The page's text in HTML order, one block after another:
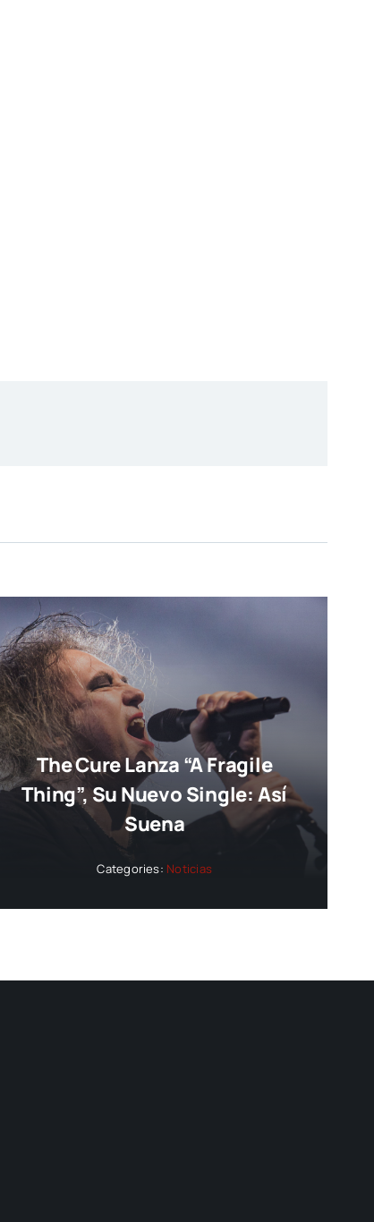
The Cure Lanza “A Fragile
Thing”, Su Nuevo Single: Así
Suena
Categories: Noticias